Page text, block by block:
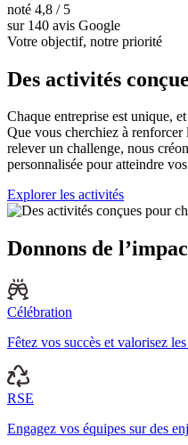
noté 4,8 / 5
sur 140 avis Google
Votre objectif, notre priorité
Des activités
Chaque entreprise est unique,
Que vous cherchiez à renforcer
relever un challenge, nous
personnalisée pour atteindre
Explorer les activités
Donnons de
Célébration
Fêtez vos succès et valorisez
RSE
Engagez vos équipes sur des